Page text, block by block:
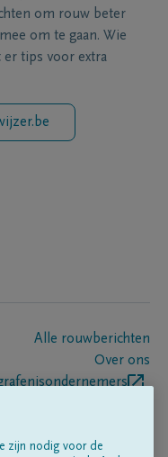
om rouw beter
om te gaan. Wie
tips voor extra
Alle rouwberichten
Over ons
zijn nodig voor de